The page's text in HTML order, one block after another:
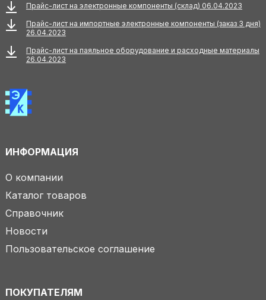
Прайс-лист на электронные компоненты (склад) 06.04.2023
Прайс-лист на импортные электронные компоненты (заказ 3 дня)
26.04.2023
Прайс-лист на паяльное оборудование и расходные материалы
26.04.2023
ИНФОРМАЦИЯ
О компании
Каталог товаров
Справочник
Новости
Пользовательское соглашение
ПОКУПАТЕЛЯМ